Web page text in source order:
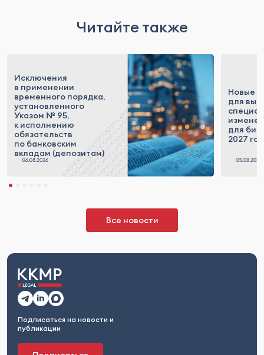
Читайте также
Исключения
в применении
временного порядка,
установленного
Указом № 95,
к исполнению
обязательств
по банковским
вкладам (депозитам)
Новые
для
для
2027
Все новости
Подписаться на новости и
публикации